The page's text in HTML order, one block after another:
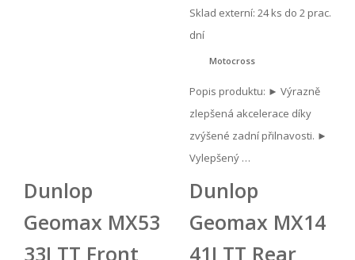
Sklad externí: 24 ks do 2 prac.
dní
Motocross
Popis produktu: ► Výrazně
zlepšená akcelerace díky
zvýšené zadní přilnavosti. ►
Vylepšený …
Dunlop
Geomax MX53
33J TT Front
Dunlop
Geomax MX14
41J TT Rear